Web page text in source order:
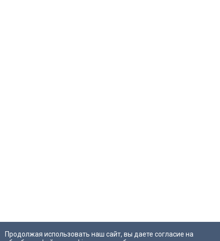
Продолжая использовать наш сайт, вы даете согласие на